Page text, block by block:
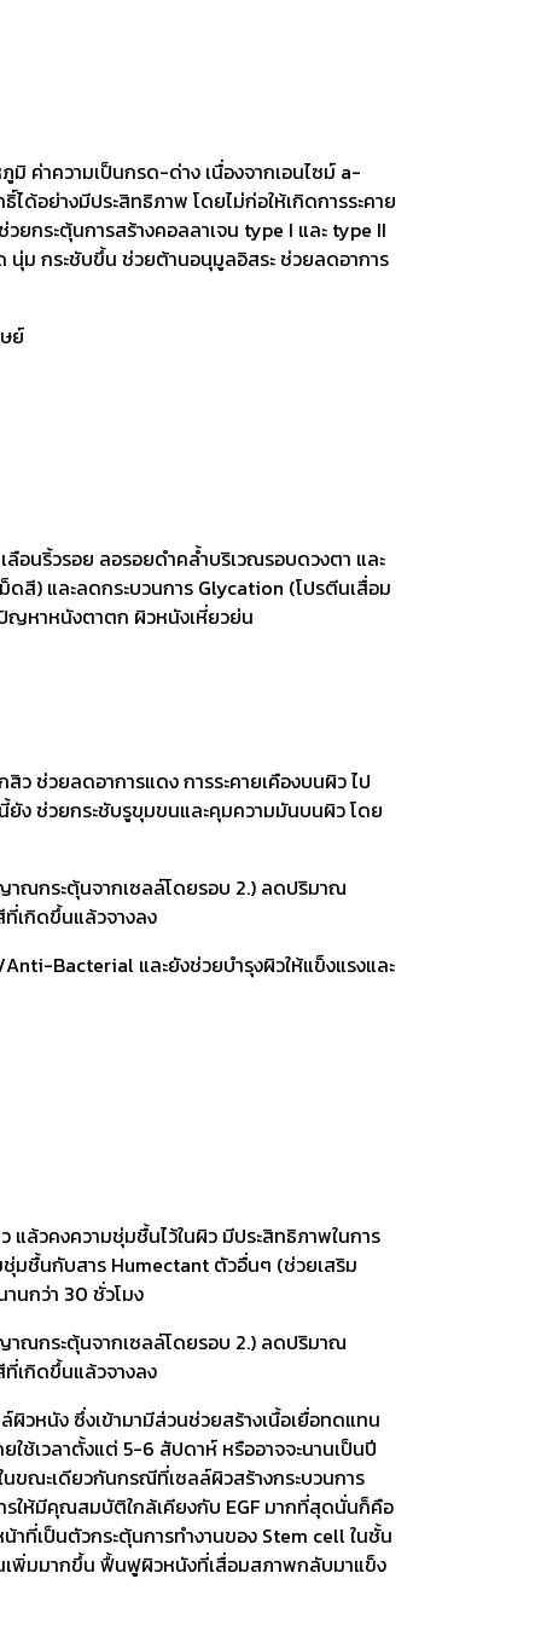
ค่าความเป็นกรด-ด่าง เนื่องจากเอนไซม์ a-
ด้อย่างมีประสิทธิภาพ โดยไม่ก่อให้เกิดการระคาย
ยกระตุ้นการสร้างคอลลาเจน type I และ type II
ม กระชับขึ้น ช่วยต้านอนุมูลอิสระ ช่วยลดอาการ
ย์
นริ้วรอย ลอรอยดำคล้ำบริเวณรอบดวงตา และ
สี) และลดกระบวนการ Glycation (โปรตีนเสื่อม
ญหาหนังตาตก ผิวหนังเหี่ยวย่น
ช่วยลดอาการแดง การระคายเคืองบนผิว ไป
ง ช่วยกระชับรูขุมขนและคุมความมันบนผิว โดย
าณกระตุ้นจากเซลล์โดยรอบ 2.) ลดปริมาณ
เกิดขึ้นแล้วจางลง
Bacterial และยังช่วยบำรุงผิวให้แข็งแรงและ
ล้วคงความชุ่มชื้นไว้ในผิว มีประสิทธิภาพในการ
มชื้นกับสาร Humectant ตัวอื่นๆ (ช่วยเสริม
นกว่า 30 ชั่วโมง
าณกระตุ้นจากเซลล์โดยรอบ 2.) ลดปริมาณ
เกิดขึ้นแล้วจางลง
วหนัง ซึ่งเข้ามามีส่วนช่วยสร้างเนื้อเยื่อทดแทน
ใช้เวลาตั้งแต่ 5-6 สัปดาห์ หรืออาจจะนานเป็นปี
ขณะเดียวกันกรณีที่เซลล์ผิวสร้างกระบวนการ
ให้มีคุณสมบัติใกล้เคียงกับ EGF มากที่สุดนั่นก็คือ
เป็นตัวกระตุ้นการทำงานของ Stem cell ในชั้น
นเพิ่มมากขึ้น ฟื้นฟูผิวหนังที่เสื่อมสภาพกลับมาแข็ง